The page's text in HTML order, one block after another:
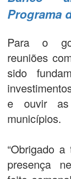
Programa
Para o
reuniões
sido
e ouvir as
municípios.
“Obrigado
presença